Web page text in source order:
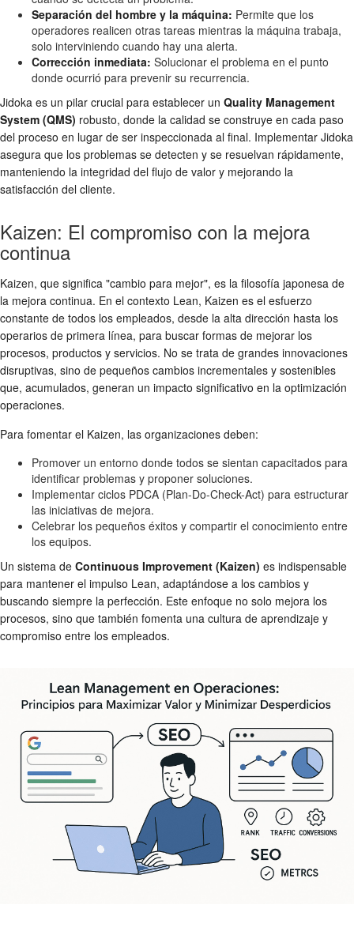
Separación del hombre y la máquina: Permite que los
operadores realicen otras tareas mientras la máquina trabaja,
solo interviniendo cuando hay una alerta.
Corrección inmediata: Solucionar el problema en el punto
donde ocurrió para prevenir su recurrencia.
Jidoka es un pilar crucial para establecer un Quality Management
System (QMS) robusto, donde la calidad se construye en cada paso
del proceso en lugar de ser inspeccionada al final. Implementar Jidoka
asegura que los problemas se detecten y se resuelvan rápidamente,
manteniendo la integridad del flujo de valor y mejorando la
satisfacción del cliente.
Kaizen: El compromiso con la mejora
continua
Kaizen, que significa "cambio para mejor", es la filosofía japonesa de
la mejora continua. En el contexto Lean, Kaizen es el esfuerzo
constante de todos los empleados, desde la alta dirección hasta los
operarios de primera línea, para buscar formas de mejorar los
procesos, productos y servicios. No se trata de grandes innovaciones
disruptivas, sino de pequeños cambios incrementales y sostenibles
que, acumulados, generan un impacto significativo en la optimización
operaciones.
Para fomentar el Kaizen, las organizaciones deben:
Promover un entorno donde todos se sientan capacitados para
identificar problemas y proponer soluciones.
Implementar ciclos PDCA (Plan-Do-Check-Act) para estructurar
las iniciativas de mejora.
Celebrar los pequeños éxitos y compartir el conocimiento entre
los equipos.
Un sistema de Continuous Improvement (Kaizen) es indispensable
para mantener el impulso Lean, adaptándose a los cambios y
buscando siempre la perfección. Este enfoque no solo mejora los
procesos, sino que también fomenta una cultura de aprendizaje y
compromiso entre los empleados.